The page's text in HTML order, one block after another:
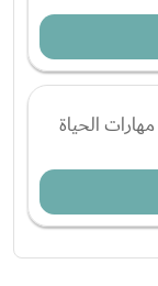
مهارات الحياة